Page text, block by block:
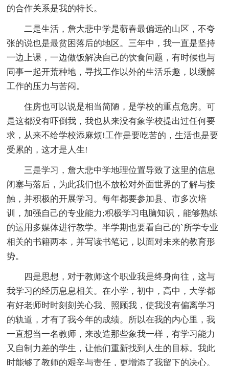
的合作关系是我的特长。
二是生活，詹大悲中学是蕲春最偏远的山区，不夸
张的说也是最贫困落后的地区。三年中，我一直是坚持
一边上课，一边做饭解决自己的饮食问题，有时候也与
同事一起开荒种地，寻找工作以外的生活乐趣，以缓解
工作的压力与苦闷。
住房也可以说是相当简陋，是学校的重点危房。可
是这都没有吓倒我，我也从来没有象学校提出过任何要
求，从来不给学校添麻烦!工作是要吃苦的，生活也是要
受累的，这才是人生!
三是学习，詹大悲中学地理位置导致了这里的信息
闭塞与落后，为此我们也不放松对外面世界的了解与接
触，并积极的开展学习。每年都要参加县、市多次培
训，加强自己的专业能力;积极学习电脑知识，能够熟练
的运用多媒体进行教学。半学期也要看自己的`所学专业
相关的书籍两本，并写读书笔记，以面对未来的教育形
势。
四是思想，对于教师这个职业我是终身向往，这与
我学习的经历息息相关。在小学，初中，高中，大学都
有好老师时时刻刻关心我、照顾我，使我没有偏离学习
的轨道，才有了我今年的成绩。所以在我的内心里，我
一直想当一名教师，来改造那些象我一样，有学习能力
又自制力差的学生，让他们重新找到人生的目标。我此
时能够了教师的艰辛与责任，更增添了我留下的决心。